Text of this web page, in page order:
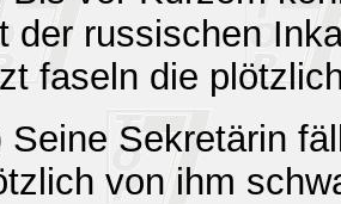
der russischen
faseln die
Seine Sekretärin
von ihm